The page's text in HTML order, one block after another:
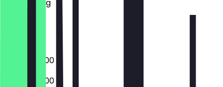
Donnerstag
07:00 - 22:00
07:00 - 22:00